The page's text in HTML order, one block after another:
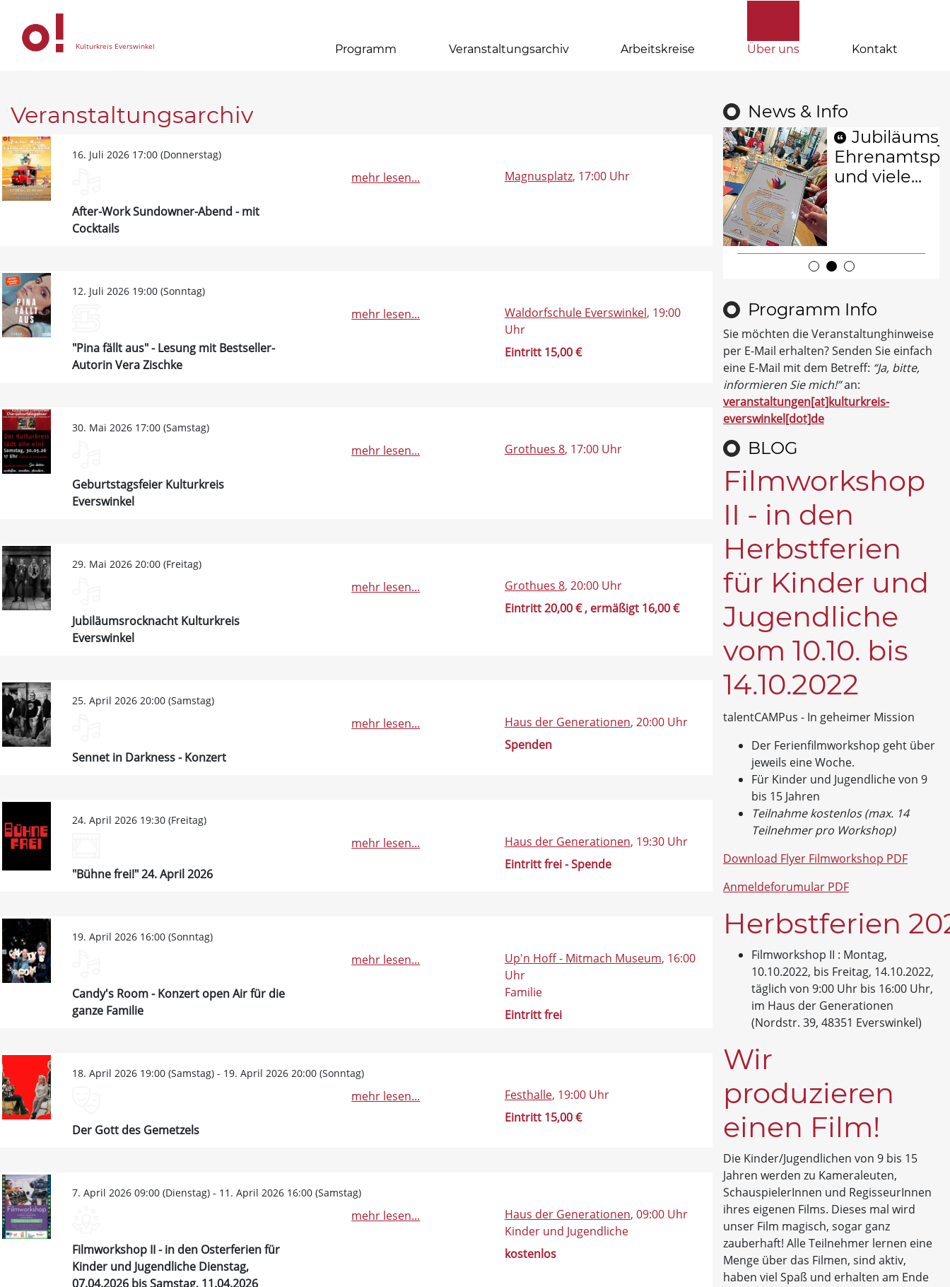
Kulturkreis Everswinkel Programm Veranstaltungsarchiv Arbeitskreise Über uns Kontakt
Veranstaltungsarchiv
16. Juli 2026 17:00 (Donnerstag)
After-Work Sundowner-Abend - mit
Cocktails
mehr lesen... Magnusplatz, 17:00 Uhr
12. Juli 2026 19:00 (Sonntag)
"Pina fällt aus" - Lesung mit Bestseller-
Autorin Vera Zischke
mehr lesen... Waldorfschule Everswinkel, 19:00
Uhr
Eintritt 15,00 €
30. Mai 2026 17:00 (Samstag)
Geburtstagsfeier Kulturkreis
Everswinkel
mehr lesen... Grothues 8, 17:00 Uhr
29. Mai 2026 20:00 (Freitag)
Jubiläumsrocknacht Kulturkreis
Everswinkel
mehr lesen... Grothues 8, 20:00 Uhr
Eintritt 20,00 €, ermäßigt 16,00 €
25. April 2026 20:00 (Samstag)
Sennet in Darkness - Konzert
mehr lesen... Haus der Generationen, 20:00 Uhr
Spenden
24. April 2026 19:30 (Freitag)
"Bühne frei!" 24. April 2026
mehr lesen... Haus der Generationen, 19:30 Uhr
Eintritt frei - Spende
19. April 2026 16:00 (Sonntag)
Candy's Room - Konzert open Air für die
ganze Familie
mehr lesen... Up'n Hoff - Mitmach Museum, 16:00
Uhr
Familie
Eintritt frei
18. April 2026 19:00 (Samstag) - 19. April 2026 20:00 (Sonntag)
Der Gott des Gemetzels
mehr lesen... Festhalle, 19:00 Uhr
Eintritt 15,00 €
7. April 2026 09:00 (Dienstag) - 11. April 2026 16:00 (Samstag)
Filmworkshop II - in den Osterferien für
Kinder und Jugendliche Dienstag,
07.04.2026 bis Samstag, 11.04.2026
mehr lesen... Haus der Generationen, 09:00 Uhr
Kinder und Jugendliche
kostenlos
News & Info
und viele...
Programm Info
Sie möchten die Veranstaltunghinweise
per E-Mail erhalten? Senden Sie einfach
eine E-Mail mit dem Betreff: “Ja, bitte,
informieren Sie mich!”an:
veranstaltungen[at]kulturkreis-
everswinkel[dot]de
BLOG
Filmworkshop
II - in den
Herbstferien
für Kinder und
Jugendliche
vom 10.10. bis
14.10.2022
talentCAMPus - In geheimer Mission
Der Ferienfilmworkshop geht über
jeweils eine Woche.
Für Kinder und Jugendliche von 9
bis 15 Jahren
Teilnahme kostenlos (max. 14
Teilnehmer pro Workshop)
Download Flyer Filmworkshop PDF
Anmeldeforumular PDF
Herbstferien
Filmworkshop II : Montag,
10.10.2022, bis Freitag, 14.10.2022,
täglich von 9:00 Uhr bis 16:00 Uhr,
im Haus der Generationen
(Nordstr. 39, 48351 Everswinkel)
Wir
produzieren
einen Film!
Die Kinder/Jugendlichen von 9 bis 15
Jahren werden zu Kameraleuten,
SchauspielerInnen und RegisseurInnen
ihres eigenen Films. Dieses mal wird
unser Film magisch, sogar ganz
zauberhaft! Alle Teilnehmer lernen eine
Menge über das Filmen, sind aktiv,
haben viel Spaß und erhalten am Ende